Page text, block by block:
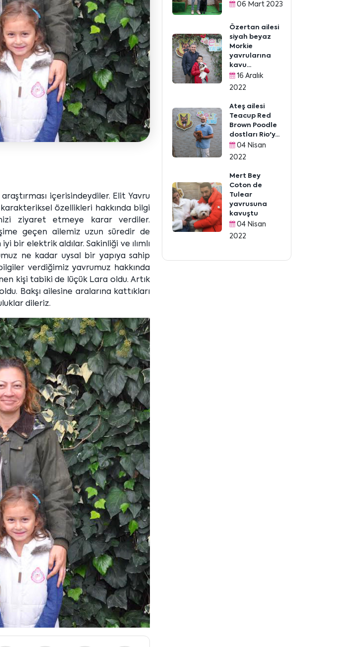
içerisindeydiler. Elit Yavru
özellikleri hakkında bilgi
ziyaret etmeye karar verdiler.
geçen ailemiz uzun süredir de
bir elektrik aldılar. Sakinliği ve ılımlı
ne kadar uysal bir yapıya sahip
verdiğimiz yavrumuz hakkında
kişi tabiki de lüçük Lara oldu. Artık
Bakşı ailesine aralarına kattıkları
dileriz.
06 Mart 2023
Özertan ailesi
siyah beyaz
Morkie
yavrularına
kavu...
16 Aralık
2022
Ateş ailesi
Teacup Red
Brown Poodle
dostları Rio'y...
04 Nisan
2022
Mert Bey
Coton de
Tulear
yavrusuna
kavuştu
04 Nisan
2022